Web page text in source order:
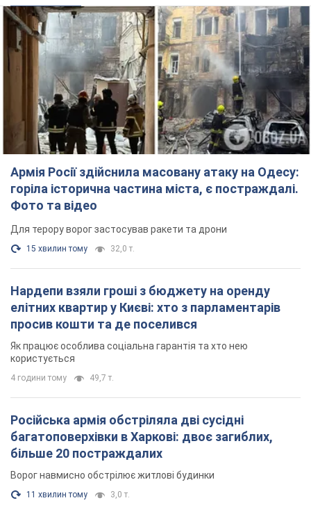
горіла історична частина міста, є постраждалі.
Фото та відео
Для терору ворог застосував ракети та дрони
15 хвилин тому 32,0 т.
Нардепи взяли гроші з бюджету на оренду
елітних квартир у Києві: хто з парламентарів
просив кошти та де поселився
Як працює особлива соціальна гарантія та хто нею
користується
4 години тому
багатоповерхівки в Харкові: двоє загиблих,
більше 20 постраждалих
Ворог навмисно обстрілює житлові будинки
11 хвилин тому 3,0 т.